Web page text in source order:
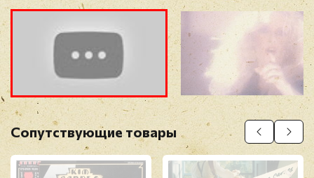
Прикрепить фото
Оставить отзыв
Перед публикацией отзывы проходят
модерацию
Сопутствующие товары